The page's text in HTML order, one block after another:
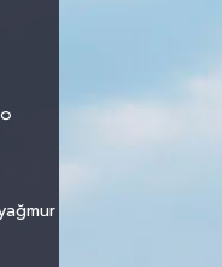
°